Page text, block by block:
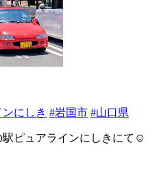
にしき #岩国市 #山口県
駅ピュアラインにしきにて☺️